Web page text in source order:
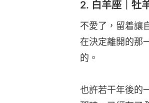
2. 白羊座｜牡
不愛了，留着讓
在決定離開的那
的。
也許若干年後的